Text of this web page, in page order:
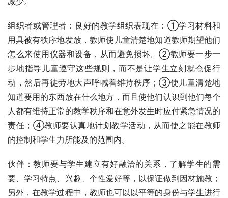
组织者或管理者：良好的教学组织表现在：①学习材料和
用具被有秩序地发放，教师使儿童清楚地知道教师期望他们
怎么来使用仪器和设备，从而避免损坏。②教师要一步一
步地指导儿童遵守这些规则，而不是让学生立刻就仓促行
动，然后再徒劳地大声呼喊着维持秩序；③使儿童清楚地
知道要用的东西放在什么地方，而且使他们认识到他们每个
人都有维持正常的教学秩序和在意外发生时应付紧急情况的
责任；④教师要认真地计划教学活动，从而使之能在教师
的控制和学生力所能及的范围内。
伙伴：教师要与学生建立有好融洽的关系，了解学生的需
要、学习特点、兴趣、个性爱好等，以保证做到因材施教；
另外，在教学过程中，教师也可以以平等的身份与学生进行